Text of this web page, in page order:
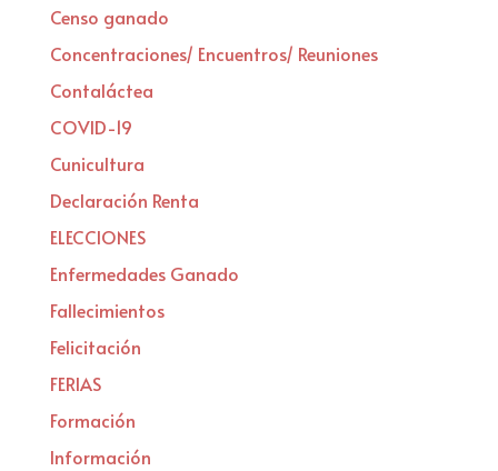
Censo ganado
Concentraciones/ Encuentros/ Reuniones
Contaláctea
COVID-19
Cunicultura
Declaración Renta
ELECCIONES
Enfermedades Ganado
Fallecimientos
Felicitación
FERIAS
Formación
Información